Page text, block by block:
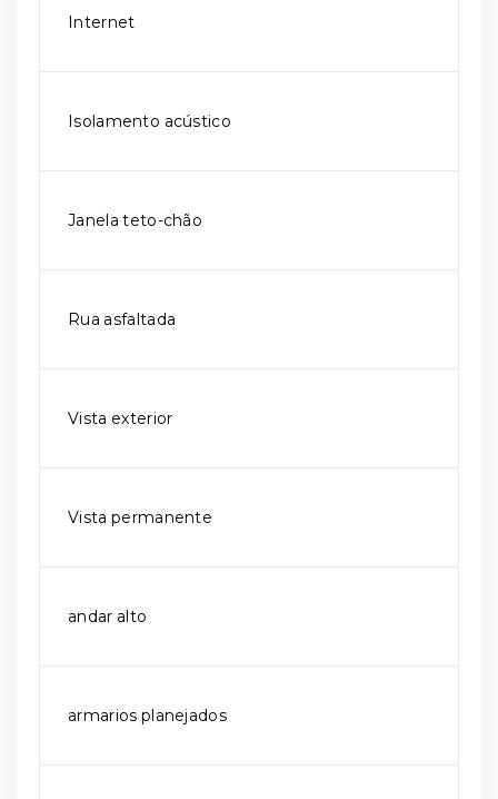
Internet
Isolamento acústico
Janela teto-chão
Rua asfaltada
Vista exterior
Vista permanente
andar alto
armarios planejados